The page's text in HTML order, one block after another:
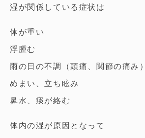
湿が関係している症状は
体が重い
浮腫む
雨の日の不調（頭痛、関節の痛み）
めまい、立ち眩み
鼻水、痰が絡む
体内の湿が原因となって